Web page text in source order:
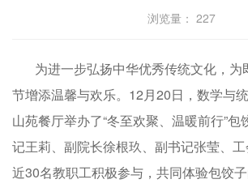
浏览量： 227
为进一步弘扬中华优秀传统文化，为
节增添温馨与欢乐。12月20日，数学与
山苑餐厅举办了“冬至欢聚、温暖前行”包
记王莉、副院长徐根玖、副书记张莹、
近30名教职工积极参与，共同体验包饺